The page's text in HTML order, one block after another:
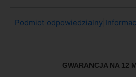
Podmiot odpowiedzialny|
GWARANCJA NA 12